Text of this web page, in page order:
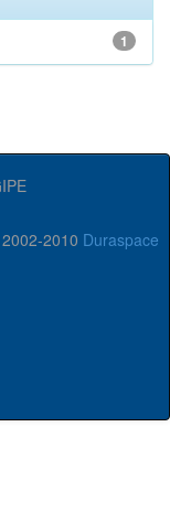
1
2010 Duraspace